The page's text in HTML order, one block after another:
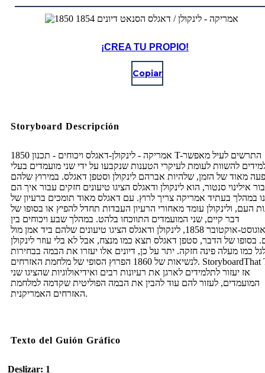
¡CREA TU PROPIO!
Copiar
Storyboard Descripción
1850 אמריקה - לינקולן-דאגלס ויכוחים - תכנון T-התרשים לעיל מאפשר
להשוות לעומת לעיקרי הטענות שנקבעו על ידי שני מועמדים בעלי
מאוד של הזמן, שלהיות אברהם לינקולן וסטפן דאגלס. במירוץ שלהם
אילינוי סנטור, הוא לינקולן ודאגלס הציגו טיעונים חזקים עבור איך הם
במהלך בעתיד אמריקה צריך לרוץ. עם דאגלס מאוד תומכים ברעיון של
העם, ולינקולן עומד מאחורי הרעיון העבדות תחדל להפיץ או בסופו של
דבר קיים, שני המועמדים התווכחו בלהט. במהלך שבע ויכוחים בין
אוגוסט-אוקטובר 1858, לינקולן ודאגלס הציגו טיעונים שלהם ביד אמן מול
בסופו של הדבר, סטפן דאגלס תצא כמו מנצח, אבל לא בלי עוזר לינקולן
כמו מעלה פינה חזקה. יתר על כן, דיונים אלו יעזרו את הבמה בבחירות
לנשיאות של 1860 הפרוץ הסופי של מלחמת האזרחים. StoryboardThat T-אילן
אז יעזור לתלמידים לארגן את רעיונות רבים ואידיאולוגיות שהציגו שני
המועמדים, לעזור להם עוד להבין את הבמה הפוליטית שקדמה למלחמת
האזרחים האמריקנית.
Texto del Guión Gráfico
Deslizar: 1